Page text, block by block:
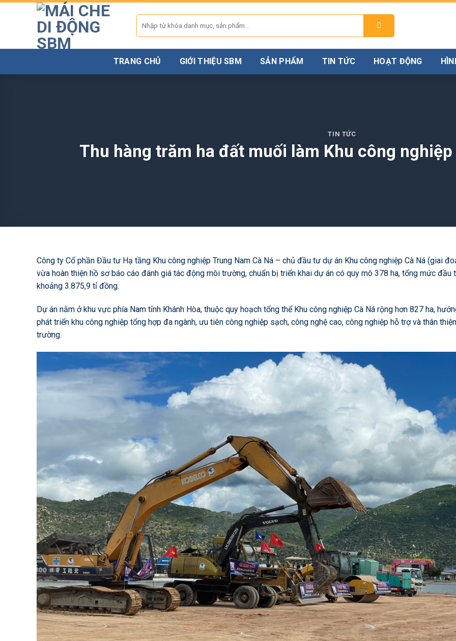
Skip
Tìm
kiếm:
TRANG CHỦ GIỚI THIỆU SBM SẢN PHẨM TIN TỨC HOẠT ĐỘNG
TIN TỨC
Thu hàng trăm ha đất muối làm Khu công nghiệp
Công ty Cổ phần Đầu tư Hạ tầng Khu công nghiệp Trung Nam Cà Ná – chủ đầu tư dự án Khu công nghiệp Cà Ná (giai
vừa hoàn thiện hồ sơ báo cáo đánh giá tác động môi trường, chuẩn bị triển khai dự án có quy mô 378 ha, tổng mức đầu
khoảng 3.875,9 tỉ đồng.
Dự án nằm ở khu vực phía Nam tỉnh Khánh Hòa, thuộc quy hoạch tổng thể Khu công nghiệp Cà Ná rộng hơn 827 ha,
phát triển khu công nghiệp tổng hợp đa ngành, ưu tiên công nghiệp sạch, công nghệ cao, công nghiệp hỗ trợ và thân
trường.